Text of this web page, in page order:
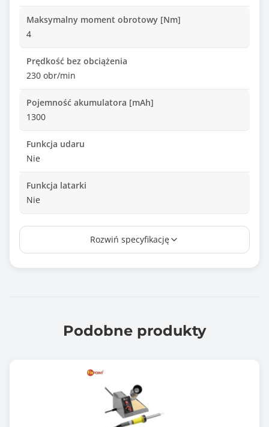
Maksymalny moment obrotowy [Nm]
4
Prędkość bez obciążenia
230 obr/min
Pojemność akumulatora [mAh]
1300
Funkcja udaru
Nie
Funkcja latarki
Nie
Ilość baterii w zestawie
Wbudowana bateria
Ładowarka w zestawie
Zawiera baterię / akumulator
Rozwiń specyfikację
Podobne produkty